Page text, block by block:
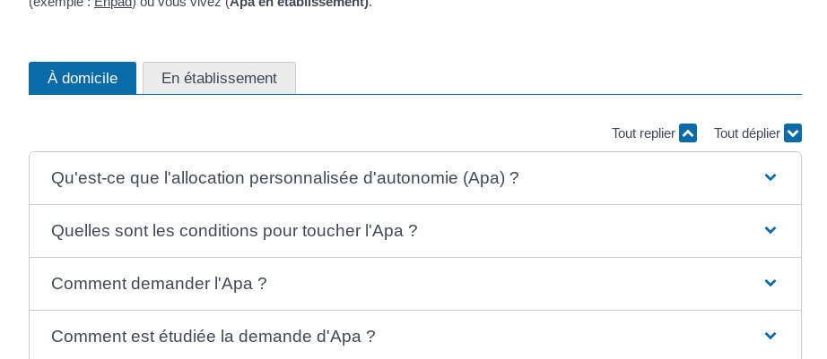
À domicile En établissement
Tout replier Tout déplier
Qu'est-ce que l'allocation personnalisée d'autonomie (Apa) ?
Quelles sont les conditions pour toucher l'Apa ?
Comment demander l'Apa ?
Comment est étudiée la demande d'Apa ?